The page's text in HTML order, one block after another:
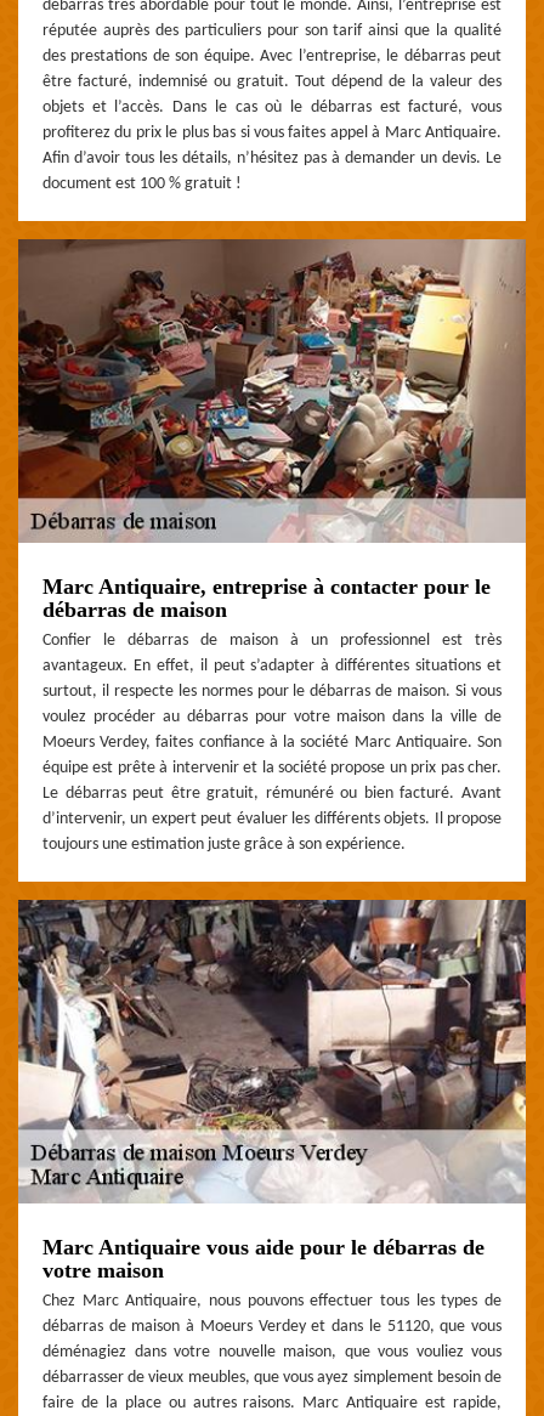
débarras très abordable pour tout le monde. Ainsi, l’entreprise est
réputée auprès des particuliers pour son tarif ainsi que la qualité
des prestations de son équipe. Avec l’entreprise, le débarras peut
être facturé, indemnisé ou gratuit. Tout dépend de la valeur des
objets et l’accès. Dans le cas où le débarras est facturé, vous
profiterez du prix le plus bas si vous faites appel à Marc Antiquaire.
Afin d’avoir tous les détails, n’hésitez pas à demander un devis. Le
document est 100 % gratuit !
Marc Antiquaire, entreprise à contacter pour le
débarras de maison
Confier le débarras de maison à un professionnel est très
avantageux. En effet, il peut s’adapter à différentes situations et
surtout, il respecte les normes pour le débarras de maison. Si vous
voulez procéder au débarras pour votre maison dans la ville de
Moeurs Verdey, faites confiance à la société Marc Antiquaire. Son
équipe est prête à intervenir et la société propose un prix pas cher.
Le débarras peut être gratuit, rémunéré ou bien facturé. Avant
d’intervenir, un expert peut évaluer les différents objets. Il propose
toujours une estimation juste grâce à son expérience.
Marc Antiquaire vous aide pour le débarras de
votre maison
Chez Marc Antiquaire, nous pouvons effectuer tous les types de
débarras de maison à Moeurs Verdey et dans le 51120, que vous
déménagiez dans votre nouvelle maison, que vous vouliez vous
débarrasser de vieux meubles, que vous ayez simplement besoin de
faire de la place ou autres raisons. Marc Antiquaire est rapide,